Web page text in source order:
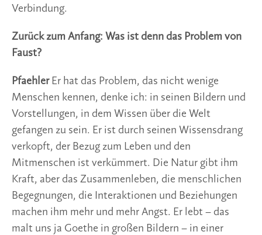
Verbindung.
Zurück zum Anfang: Was ist denn das Problem von
Faust?
Pfaehler Er hat das Problem, das nicht wenige
Menschen kennen, denke ich: in seinen Bildern und
Vorstellungen, in dem Wissen über die Welt
gefangen zu sein. Er ist durch seinen Wissensdrang
verkopft, der Bezug zum Leben und den
Mitmenschen ist verkümmert. Die Natur gibt ihm
Kraft, aber das Zusammenleben, die menschlichen
Begegnungen, die Interaktionen und Beziehungen
machen ihm mehr und mehr Angst. Er lebt – das
malt uns ja Goethe in großen Bildern – in einer